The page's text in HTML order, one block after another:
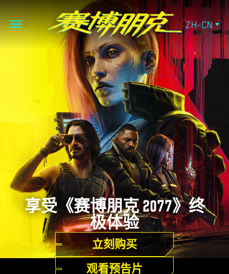
ZH-CN
享受《赛博朋克 2077》终
极体验
立刻购买
观看预告片